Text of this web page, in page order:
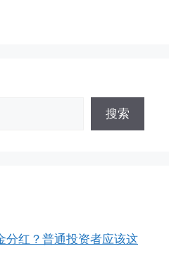
搜索
分红？普通投资者应该这